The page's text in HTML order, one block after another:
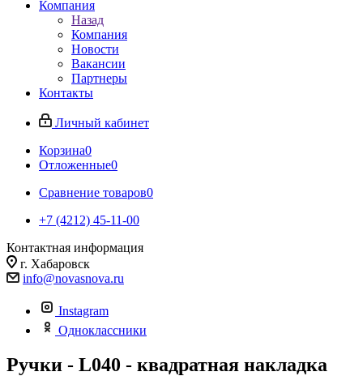
Компания
Назад
Компания
Новости
Вакансии
Партнеры
Контакты
Личный кабинет
Корзина0
Отложенные0
Сравнение товаров0
+7 (4212) 45-11-00
Контактная информация
г. Хабаровск
info@novasnova.ru
Instagram
Одноклассники
Ручки - L040 - квадратная накладка